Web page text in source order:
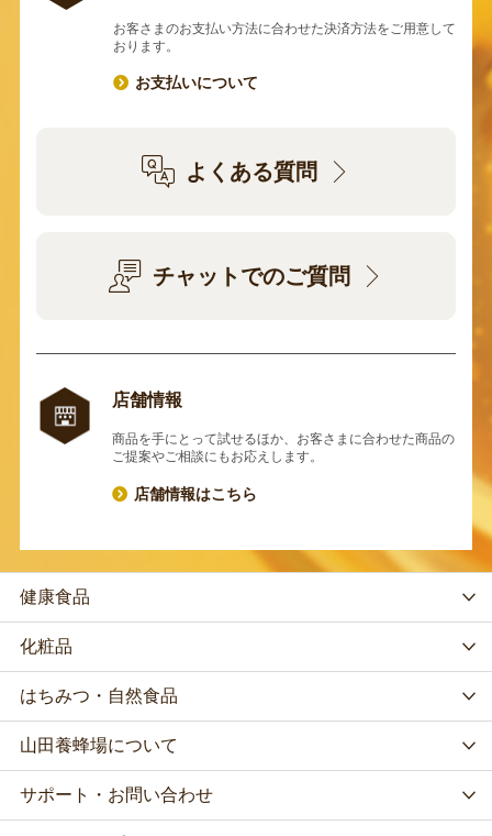
お客さまのお支払い方法に合わせた決済方法をご用意して
おります。
お支払いについて
よくある質問
チャットでのご質問
店舗情報
商品を手にとって試せるほか、お客さまに合わせた商品の
ご提案やご相談にもお応えします。
店舗情報はこちら
健康食品
化粧品
はちみつ・自然食品
山田養蜂場について
サポート・お問い合わせ